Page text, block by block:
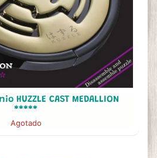
HUZZLE CAST MEDALLION
*****
Agotado